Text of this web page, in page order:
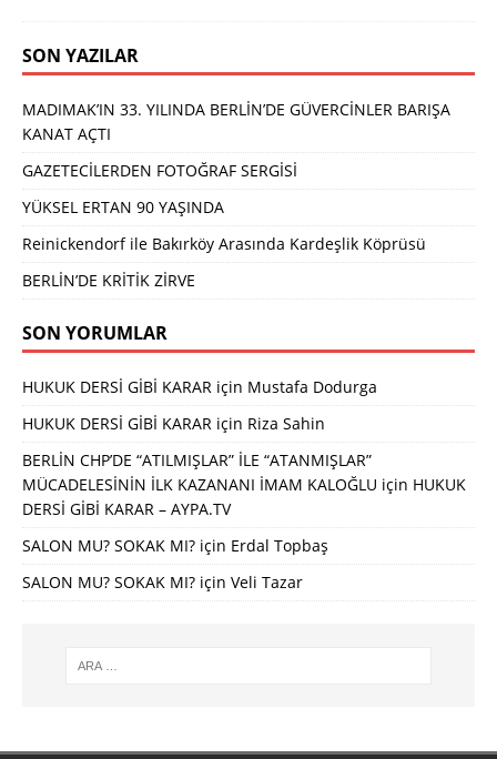
SON YAZILAR
MADIMAK’IN 33. YILINDA BERLİN’DE GÜVERCİNLER BARIŞA
KANAT AÇTI
GAZETECİLERDEN FOTOĞRAF SERGİSİ
YÜKSEL ERTAN 90 YAŞINDA
Reinickendorf ile Bakırköy Arasında Kardeşlik Köprüsü
BERLİN’DE KRİTİK ZİRVE
SON YORUMLAR
HUKUK DERSİ GİBİ KARAR için Mustafa Dodurga
HUKUK DERSİ GİBİ KARAR için Riza Sahin
BERLİN CHP’DE “ATILMIŞLAR” İLE “ATANMIŞLAR”
MÜCADELESİNİN İLK KAZANANI İMAM KALOĞLU için HUKUK
DERSİ GİBİ KARAR – AYPA.TV
SALON MU? SOKAK MI? için Erdal Topbaş
SALON MU? SOKAK MI? için Veli Tazar